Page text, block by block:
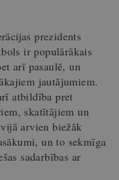
prezidents
ir populārākais
arī pasaulē, un
jautājumiem.
atbildība pret
skatītājiem un
arvien biežāk
un to sekmīga
sadarbības ar